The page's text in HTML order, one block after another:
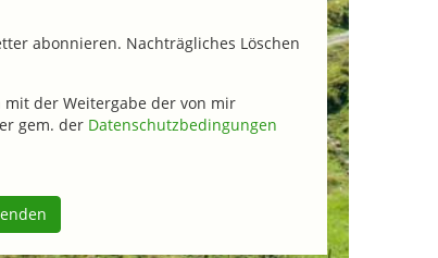
abonnieren. Nachträgliches Löschen
der Weitergabe der von mir
gem. der Datenschutzbedingungen